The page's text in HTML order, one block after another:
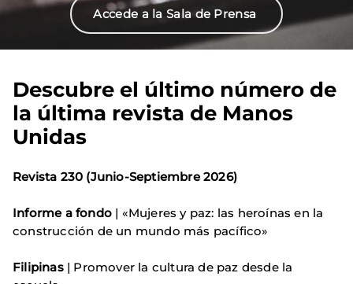
Accede a la Sala de Prensa
Descubre el último número de
la última revista de Manos
Unidas
Revista 230 (Junio-Septiembre 2026)
Informe a fondo | «Mujeres y paz: las heroínas en la
construcción de un mundo más pacífico»
Filipinas| Promover la cultura de paz desde la